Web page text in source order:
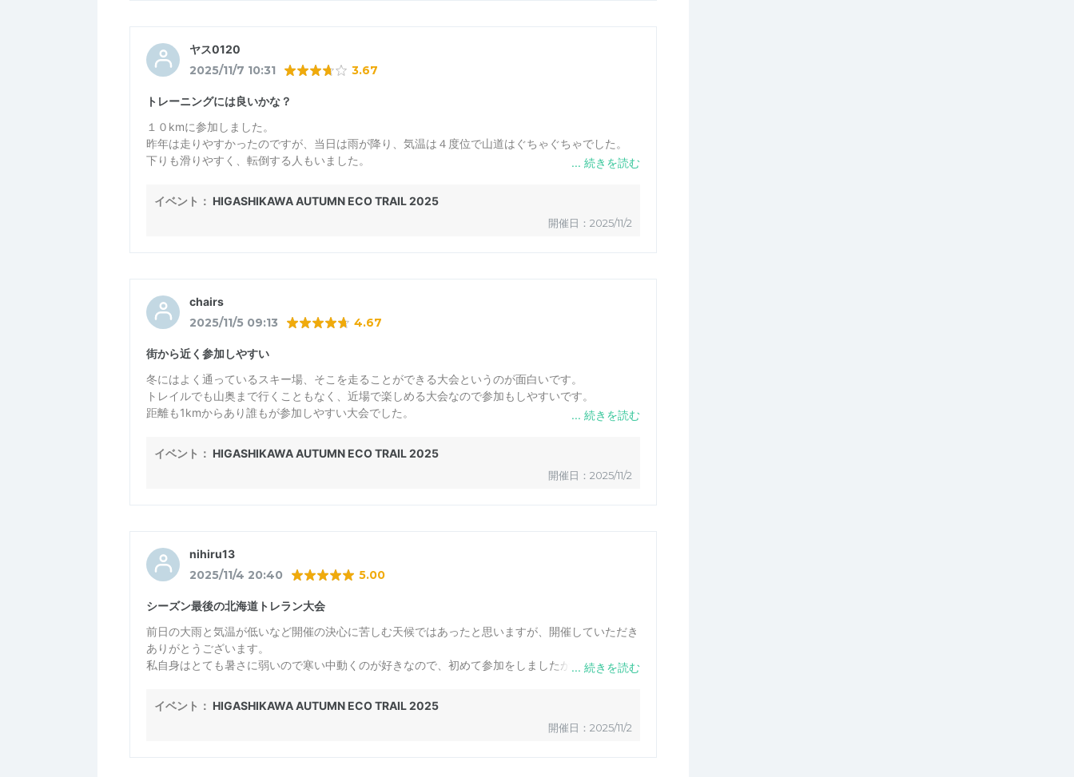
ヤス0120
2025/11/7 10:31 3.67
トレーニングには良いかな？
１０kmに参加しました。
昨年は走りやすかったのですが、当日は雨が降り、気温は４度位で山道はぐちゃぐちゃでした。
下りも滑りやすく、転倒する人もいました。
方は除去又は切断し、安全なコースにして頂きたいと思います。
イベント： HIGASHIKAWA AUTUMN ECO TRAIL 2025
開催日：2025/11/2
chairs
2025/11/5 09:13 4.67
街から近く参加しやすい
冬にはよく通っているスキー場、そこを走ることができる大会というのが面白いです。
トレイルでも山奥まで行くこともなく、近場で楽しめる大会なので参加もしやすいです。
距離も1kmからあり誰もが参加しやすい大会でした。
イベント： HIGASHIKAWA AUTUMN ECO TRAIL 2025
開催日：2025/11/2
nihiru13
2025/11/4 20:40 5.00
シーズン最後の北海道トレラン大会
前日の大雨と気温が低いなど開催の決心に苦しむ天候ではあったと思いますが、開催していただき
ありがとうございます。
私自身はとても暑さに弱いので寒い中動くのが好きなので、初めて参加をしましたがとても楽しめ
す。寒い中本当にありがとうございました。
イベント： HIGASHIKAWA AUTUMN ECO TRAIL 2025
開催日：2025/11/2